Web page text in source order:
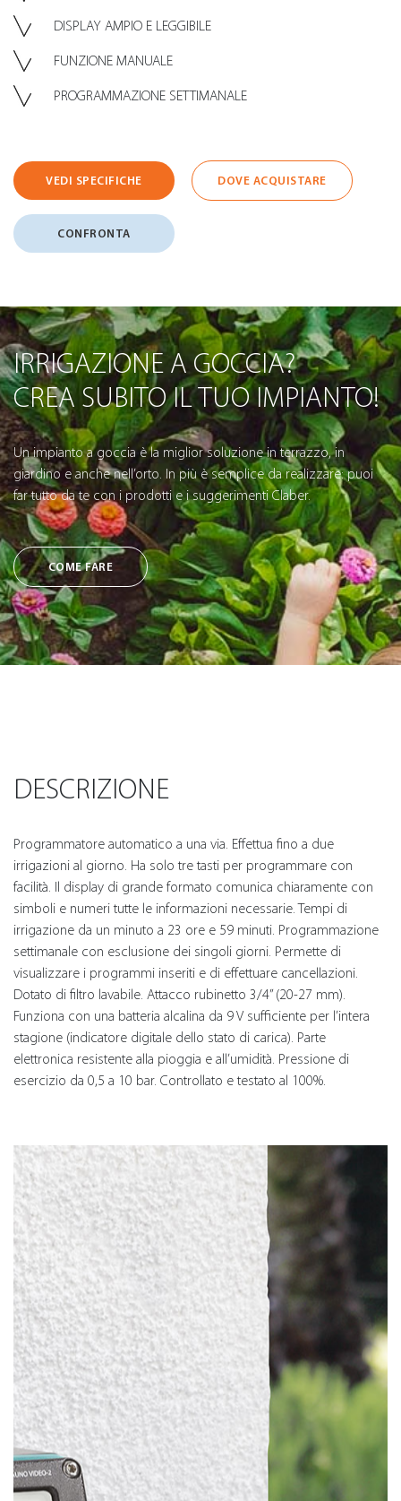
DISPLAY AMPIO E LEGGIBILE
FUNZIONE MANUALE
PROGRAMMAZIONE SETTIMANALE
VEDI SPECIFICHE DOVE ACQUISTARE
CONFRONTA
IRRIGAZIONE A GOCCIA?
CREA SUBITO IL TUO IMPIANTO!
Un impianto a goccia è la miglior soluzione in terrazzo, in
giardino e anche nell’orto. In più è semplice da realizzare: puoi
far tutto da te con i prodotti e i suggerimenti Claber.
COME FARE
DESCRIZIONE
Programmatore automatico a una via. Effettua fino a due
irrigazioni al giorno. Ha solo tre tasti per programmare con
facilità. Il display di grande formato comunica chiaramente con
simboli e numeri tutte le informazioni necessarie. Tempi di
irrigazione da un minuto a 23 ore e 59 minuti. Programmazione
settimanale con esclusione dei singoli giorni. Permette di
visualizzare i programmi inseriti e di effettuare cancellazioni.
Dotato di filtro lavabile. Attacco rubinetto 3/4” (20-27 mm).
Funziona con una batteria alcalina da 9 V sufficiente per l’intera
stagione (indicatore digitale dello stato di carica). Parte
elettronica resistente alla pioggia e all’umidità. Pressione di
esercizio da 0,5 a 10 bar. Controllato e testato al 100%.